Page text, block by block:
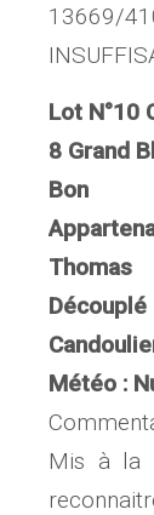
13669/
Lot N°10
8 Grand
Bon
Thomas
Météo :
Mis à la